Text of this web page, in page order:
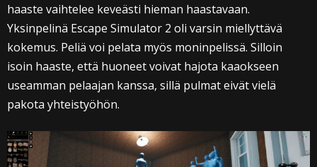
haaste vaihtelee keveästi hieman haastavaan.
Yksinpelinä Escape Simulator 2 oli varsin miellyttävä
kokemus. Peliä voi pelata myös moninpelissä. Silloin
isoin haaste, että huoneet voivat hajota kaaokseen
useamman pelaajan kanssa, sillä pulmat eivät vielä
pakota yhteistyöhön.